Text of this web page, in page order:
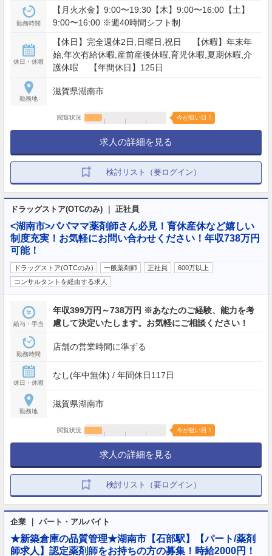
勤務時間
【月火水金】9:00〜19:30【木】9:00〜16:00【土】
9:00〜16:00 ※週40時間シフト制
休日・休暇
【休日】完全週休2日,日曜日,祝日 【休暇】年末年
始,年次有給休暇,産前産後休暇,育児休暇,夏期休暇,介
護休暇 【年間休日】125日
勤務地
滋賀県湖南市
閲覧状況 今が狙い目！
求人の詳細を見る
検討リスト（要ログイン）
ドラッグストア(OTCのみ) ｜ 正社員
<湖南市>パパママ薬剤師さん必見！育休産休など嬉しい
制度充実！お気軽にお問い合わせください！年収738万円
可能！
ドラッグストア(OTCのみ) 一般薬剤師 正社員
600万以上
コンサルタントを経由する求人
給与・手当
年収399万円～738万円 ※あなたのご経験、能力を考
慮して決定いたします。お気軽にご相談ください！
勤務時間
店舗の営業時間に準ずる
休日・休暇
なし(年中無休) / 年間休日117日
勤務地
滋賀県湖南市
閲覧状況 今が狙い目！
求人の詳細を見る
検討リスト（要ログイン）
企業 ｜ パート・アルバイト
★新築倉庫の品質管理★湖南市【石部駅】【パート/薬剤
師求人】認定薬剤師をお持ちの方の募集！時給2000円！